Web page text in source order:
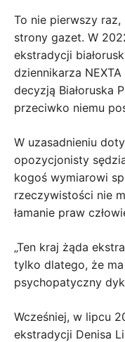
To nie pierwszy
strony gazet. W
ekstradycji
dziennikarza
decyzją Białoruska
przeciwko niemu
W uzasadnieniu
opozycjonisty
kogoś wymiarowi
rzeczywistości nie
łamanie praw
„Ten kraj żąda
tylko dlatego, że
psychopatyczny
Wcześniej, w lipcu
ekstradycji Denisa